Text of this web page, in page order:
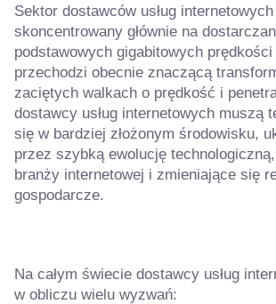
Sektor dostawców usług
skoncentrowany głównie na
podstawowych gigabitowych prędkości
przechodzi obecnie znaczącą
zaciętych walkach o prędkość i
dostawcy usług internetowych muszą
się w bardziej złożonym środowisku,
przez szybką ewolucję
branży internetowej i zmieniające się
gospodarcze.
Na całym świecie dostawcy usług
w obliczu wielu wyzwań: